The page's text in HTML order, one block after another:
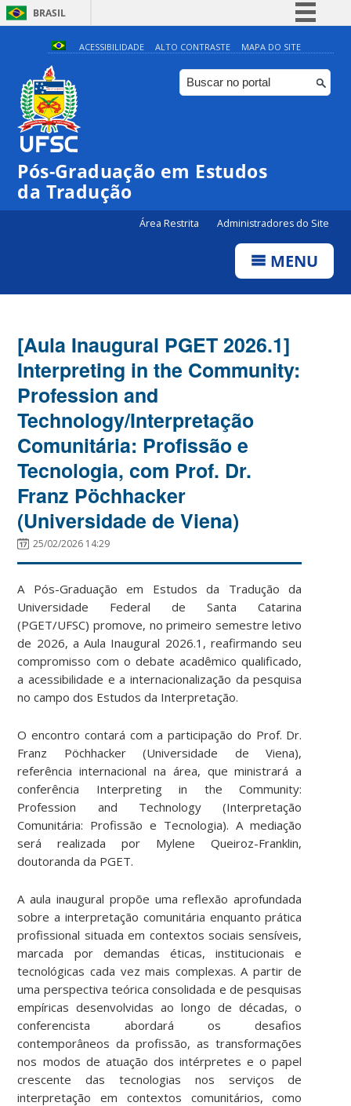
BRASIL
Simplifique!
Comunica BR
Participe
Canais
ACESSIBILIDADE ALTO CONTRASTE MAPA DO SITE
Pós-Graduação em Estudos
da Tradução
Área Restrita Administradores do Site
MENU
[Aula Inaugural PGET 2026.1]
Interpreting in the Community:
Profession and
Technology/Interpretação
Comunitária: Profissão e
Tecnologia, com Prof. Dr.
Franz Pöchhacker
(Universidade de Viena)
25/02/2026 14:29
A Pós-Graduação em Estudos da Tradução da
Universidade Federal de Santa Catarina
(PGET/UFSC) promove, no primeiro semestre letivo
de 2026, a Aula Inaugural 2026.1, reafirmando seu
compromisso com o debate acadêmico qualificado,
a acessibilidade e a internacionalização da pesquisa
no campo dos Estudos da Interpretação.
O encontro contará com a participação do Prof. Dr.
Franz Pöchhacker (Universidade de Viena),
referência internacional na área, que ministrará a
conferência Interpreting in the Community:
Profession and Technology (Interpretação
Comunitária: Profissão e Tecnologia). A mediação
será realizada por Mylene Queiroz-Franklin,
doutoranda da PGET.
A aula inaugural propõe uma reflexão aprofundada
sobre a interpretação comunitária enquanto prática
profissional situada em contextos sociais sensíveis,
marcada por demandas éticas, institucionais e
tecnológicas cada vez mais complexas. A partir de
uma perspectiva teórica consolidada e de pesquisas
empíricas desenvolvidas ao longo de décadas, o
conferencista abordará os desafios
contemporâneos da profissão, as transformações
nos modos de atuação dos intérpretes e o papel
crescente das tecnologias nos serviços de
interpretação em contextos comunitários, como